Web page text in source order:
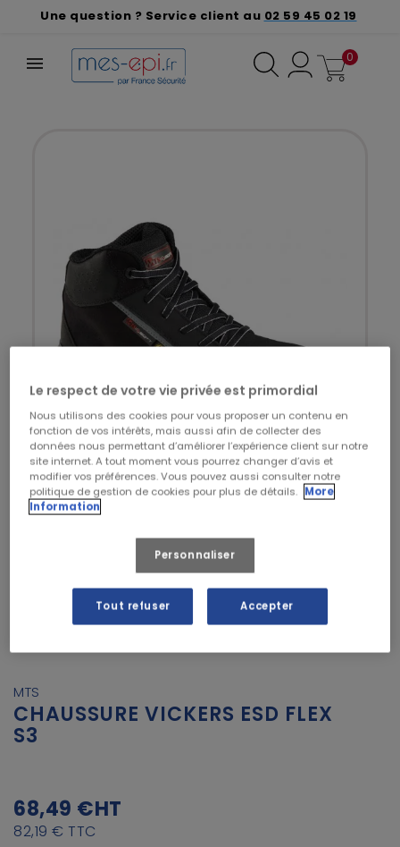
Une question ? Service client au 02 59 45 02 19
0
MTS
CHAUSSURE VICKERS ESD FLEX
S3
68,49 €HT
82,19 € TTC
Le respect de votre vie privée est primordial
Nous utilisons des cookies pour vous proposer un contenu en
fonction de vos intérêts, mais aussi afin de collecter des
données nous permettant d’améliorer l’expérience client sur notre
site internet. A tout moment vous pourrez changer d’avis et
modifier vos préférences. Vous pouvez aussi consulter notre
politique de gestion de cookies pour plus de détails. More
Information
Personnaliser
Tout refuser Accepter